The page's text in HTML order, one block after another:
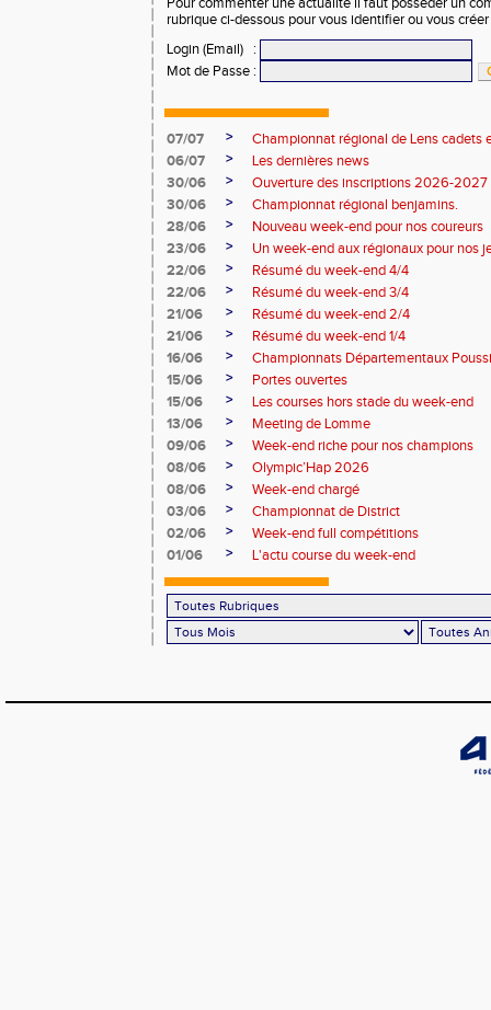
Pour commenter une actualité il faut posséder un
rubrique ci-dessous pour vous identifier ou vous
Login (Email)
:
Mot de Passe :
07/07 >
Championnat régional de Lens cadets
06/07
>
Les dernières news
30/06
>
Ouverture des inscriptions 2026-2027
30/06
>
Championnat régional benjamins.
28/06
>
Nouveau week-end pour nos coureurs
23/06
>
Un week-end aux régionaux pour nos
22/06
>
Résumé du week-end 4/4
22/06
>
Résumé du week-end 3/4
21/06
>
Résumé du week-end 2/4
21/06
>
Résumé du week-end 1/4
16/06
>
Championnats Départementaux
15/06
>
Portes ouvertes
15/06
>
Les courses hors stade du week-end
13/06
>
Meeting de Lomme
09/06
>
Week-end riche pour nos champions
08/06
>
Olympic’Hap 2026
08/06
>
Week-end chargé
03/06
>
Championnat de District
02/06
>
Week-end full compétitions
01/06
> L'actu course du week-end